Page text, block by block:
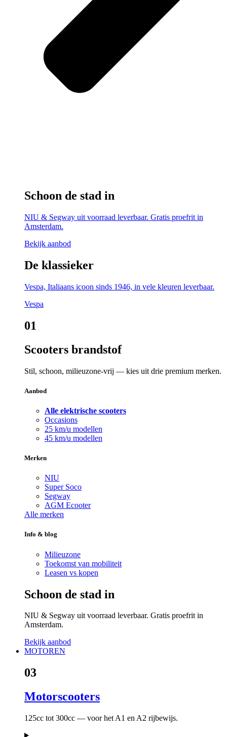
Schoon de stad in
NIU & Segway uit voorraad leverbaar. Gratis proefrit in
Amsterdam.
Bekijk aanbod
De klassieker
Vespa, Italiaans icoon sinds 1946, in vele kleuren leverbaar.
Vespa
01
Scooters brandstof
Stil, schoon, milieuzone-vrij — kies uit drie premium merken.
Aanbod
Alle elektrische scooters
Occasions
25 km/u modellen
45 km/u modellen
Merken
NIU
Super Soco
Segway
AGM Ecooter
Alle merken
Info & blog
Milieuzone
Toekomst van mobiliteit
Leasen vs kopen
Schoon de stad in
NIU & Segway uit voorraad leverbaar. Gratis proefrit in
Amsterdam.
Bekijk aanbod
MOTOREN
03
Motorscooters
125cc tot 300cc — voor het A1 en A2 rijbewijs.